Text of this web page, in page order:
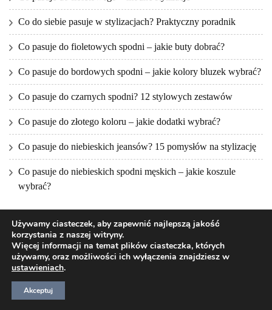
Co do siebie pasuje w stylizacjach? Praktyczny poradnik
Co pasuje do fioletowych spodni – jakie buty dobrać?
Co pasuje do bordowych spodni – jakie kolory bluzek wybrać?
Co pasuje do czarnych spodni? 12 stylowych zestawów
Co pasuje do złotego koloru – jakie dodatki wybrać?
Co pasuje do niebieskich jeansów? 15 pomysłów na stylizację
Co pasuje do niebieskich spodni męskich – jakie koszule
wybrać?
Stworzony przez
Używamy ciasteczek, aby zapewnić najlepszą jakość
korzystania z naszej witryny.
Więcej informacji na temat plików ciasteczka, których
używamy, oraz możliwości ich wyłączenia znajdziesz w
ustawieniach.
Akceptuj